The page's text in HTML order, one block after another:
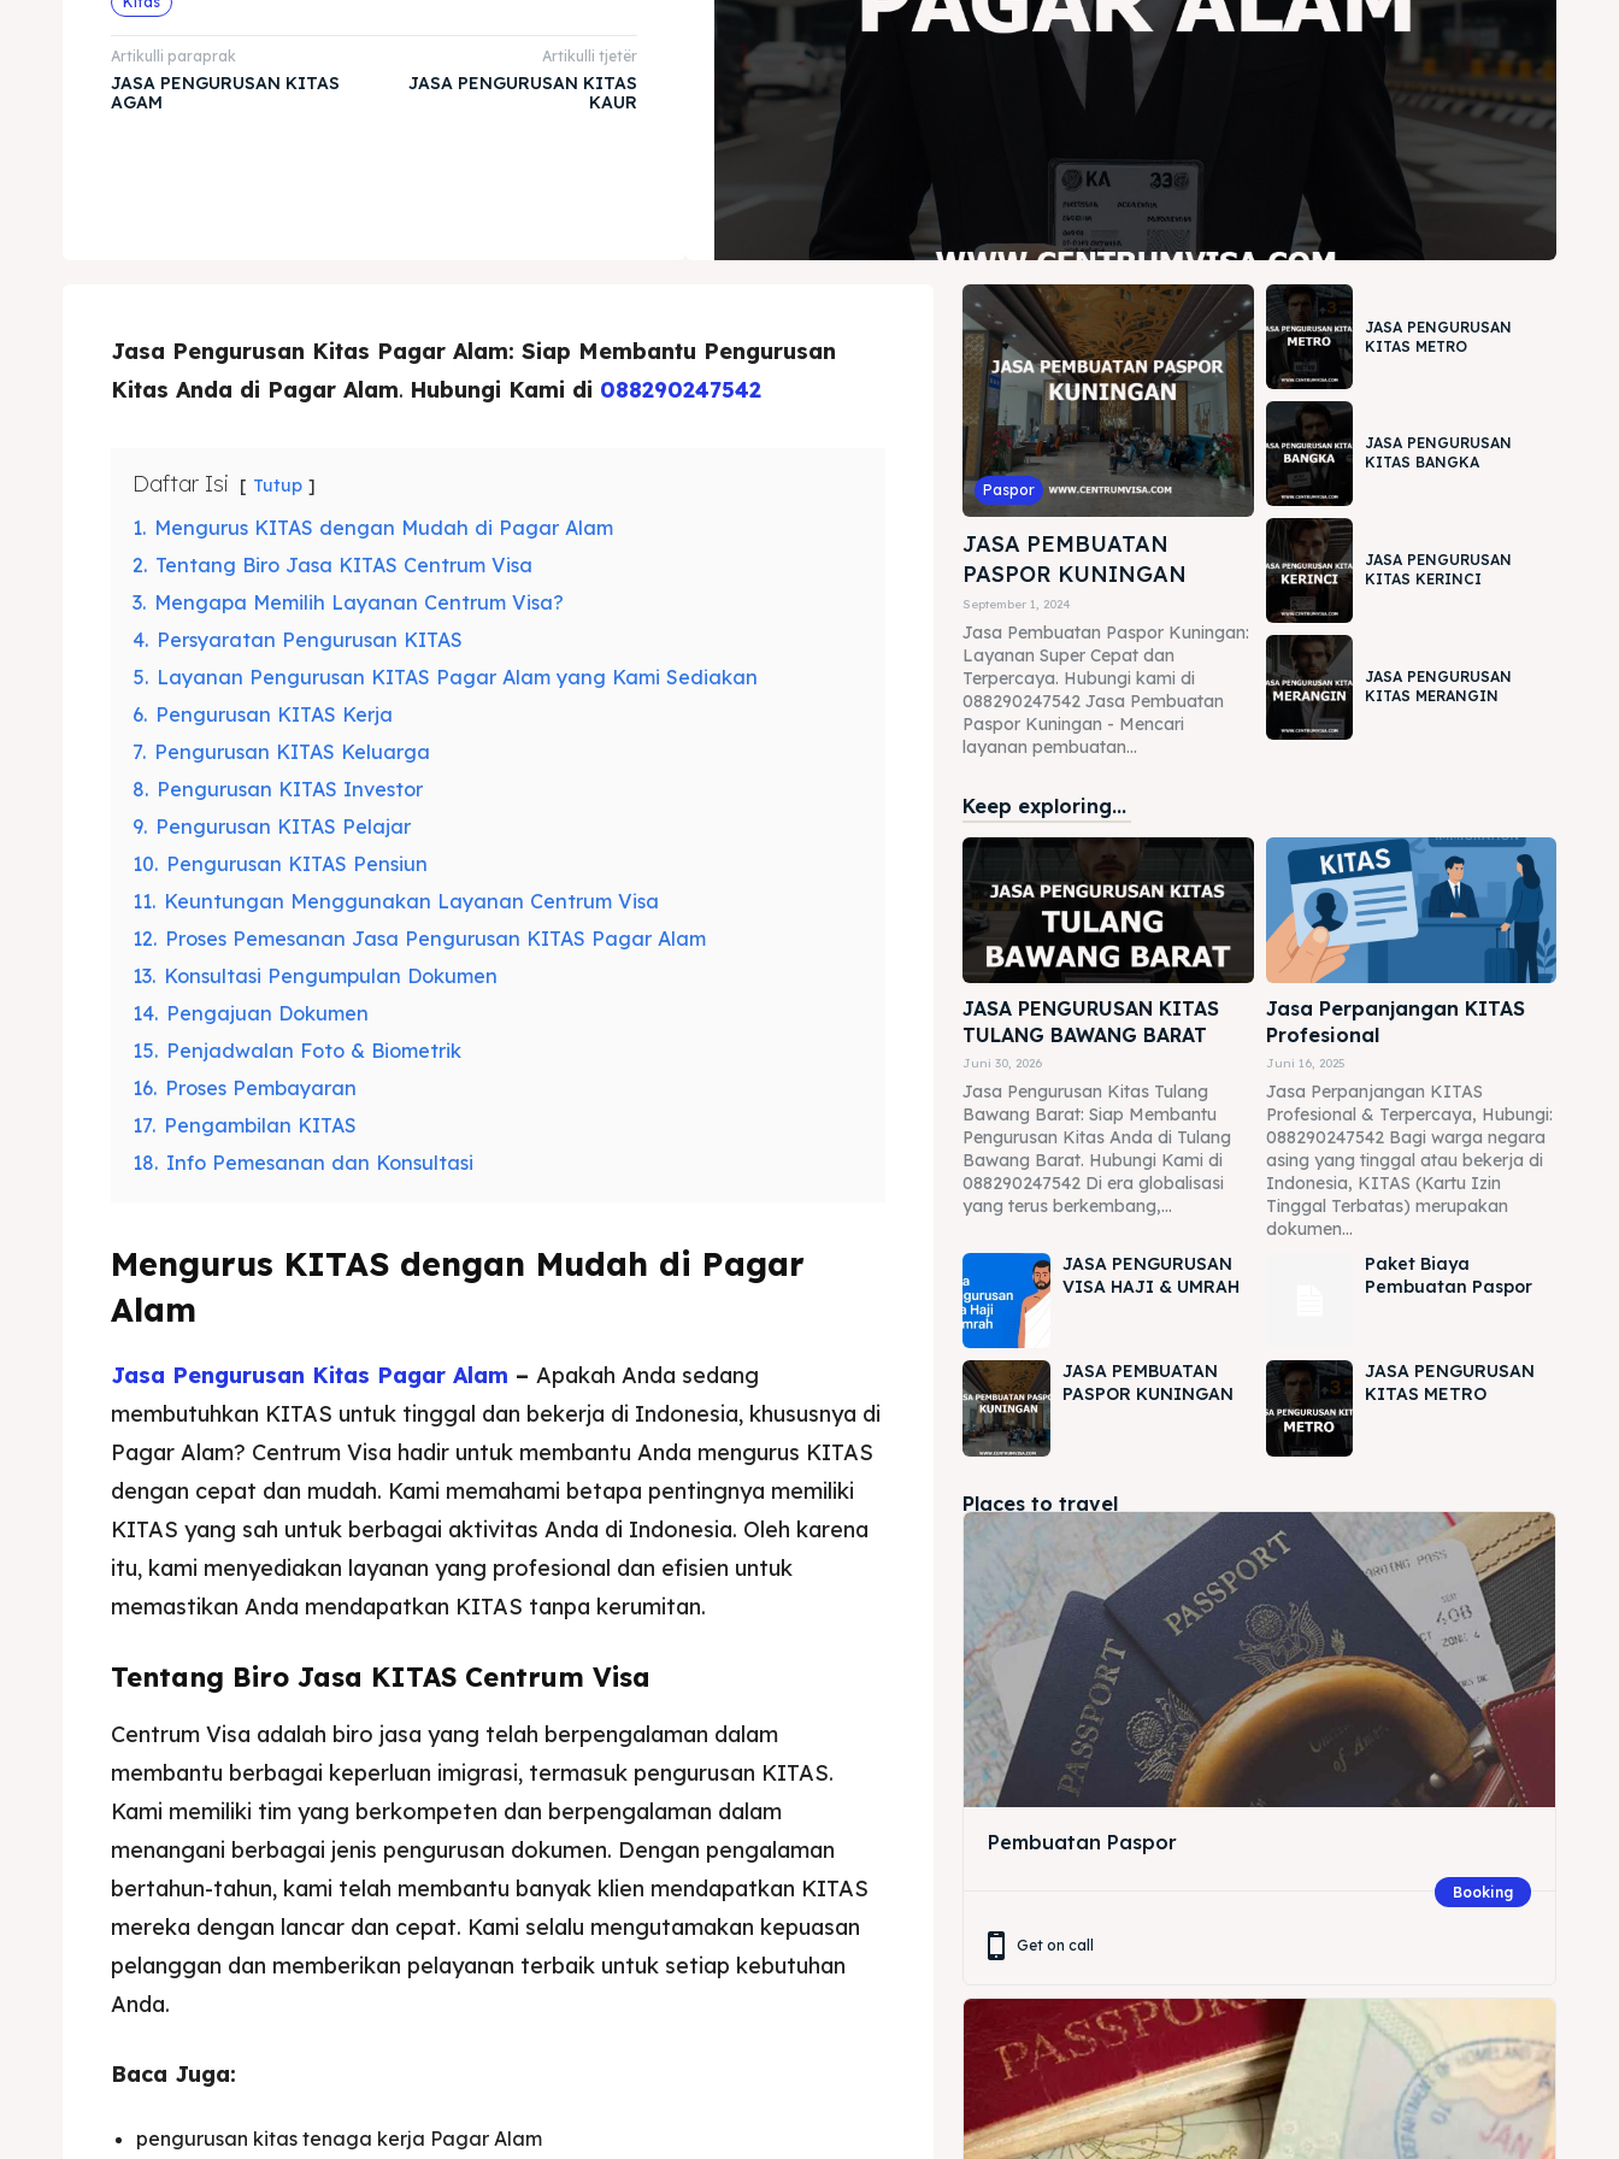
Explore our destinations
& Make a booking today
Home
Kitas
Explore our destinations
& Make a booking today
Home
Kitas
Artikulli paraprak
JASA PENGURUSAN KITAS
AGAM
Artikulli tjetër
JASA PENGURUSAN KITAS
KAUR
Jasa Pengurusan Kitas Pagar Alam: Siap Membantu Pengurusan
Kitas Anda di Pagar Alam. Hubungi Kami di 088290247542
Daftar Isi Tutup
1. Mengurus KITAS dengan Mudah di Pagar Alam
2. Tentang Biro Jasa KITAS Centrum Visa
3. Mengapa Memilih Layanan Centrum Visa?
4. Persyaratan Pengurusan KITAS
5. Layanan Pengurusan KITAS Pagar Alam yang Kami Sediakan
6. Pengurusan KITAS Kerja
7. Pengurusan KITAS Keluarga
8. Pengurusan KITAS Investor
9. Pengurusan KITAS Pelajar
10. Pengurusan KITAS Pensiun
11. Keuntungan Menggunakan Layanan Centrum Visa
12. Proses Pemesanan Jasa Pengurusan KITAS Pagar Alam
13. Konsultasi Pengumpulan Dokumen
14. Pengajuan Dokumen
15. Penjadwalan Foto & Biometrik
16. Proses Pembayaran
17. Pengambilan KITAS
18. Info Pemesanan dan Konsultasi
Mengurus KITAS dengan Mudah di Pagar
Alam
Jasa Pengurusan Kitas Pagar Alam – Apakah Anda sedang
membutuhkan KITAS untuk tinggal dan bekerja di Indonesia, khususnya di
Pagar Alam? Centrum Visa hadir untuk membantu Anda mengurus KITAS
dengan cepat dan mudah. Kami memahami betapa pentingnya memiliki
KITAS yang sah untuk berbagai aktivitas Anda di Indonesia. Oleh karena
itu, kami menyediakan layanan yang profesional dan efisien untuk
memastikan Anda mendapatkan KITAS tanpa kerumitan.
Tentang Biro Jasa KITAS Centrum Visa
Centrum Visa adalah biro jasa yang telah berpengalaman dalam
membantu berbagai keperluan imigrasi, termasuk pengurusan KITAS.
Kami memiliki tim yang berkompeten dan berpengalaman dalam
menangani berbagai jenis pengurusan dokumen. Dengan pengalaman
bertahun-tahun, kami telah membantu banyak klien mendapatkan KITAS
mereka dengan lancar dan cepat. Kami selalu mengutamakan kepuasan
pelanggan dan memberikan pelayanan terbaik untuk setiap kebutuhan
Anda.
Baca Juga:
pengurusan kitas tenaga kerja Pagar Alam
Paspor
JASA PEMBUATAN
PASPOR KUNINGAN
September 1, 2024
Jasa Pembuatan Paspor Kuningan:
Layanan Super Cepat dan
Terpercaya. Hubungi kami di
088290247542 Jasa Pembuatan
Paspor Kuningan - Mencari
layanan pembuatan...
JASA PENGURUSAN
KITAS METRO
JASA PENGURUSAN
KITAS BANGKA
JASA PENGURUSAN
KITAS KERINCI
JASA PENGURUSAN
KITAS MERANGIN
Keep exploring...
JASA PENGURUSAN KITAS
TULANG BAWANG BARAT
Juni 30, 2026
Jasa Pengurusan Kitas Tulang
Bawang Barat: Siap Membantu
Pengurusan Kitas Anda di Tulang
Bawang Barat. Hubungi Kami di
088290247542 Di era globalisasi
yang terus berkembang,...
Jasa Perpanjangan KITAS
Profesional
Juni 16, 2025
Jasa Perpanjangan KITAS
Profesional & Terpercaya, Hubungi:
088290247542 Bagi warga negara
asing yang tinggal atau bekerja di
Indonesia, KITAS (Kartu Izin
Tinggal Terbatas) merupakan
dokumen...
JASA PENGURUSAN
VISA HAJI & UMRAH
Paket Biaya
Pembuatan Paspor
JASA PEMBUATAN
PASPOR KUNINGAN
JASA PENGURUSAN
KITAS METRO
Places to travel
Pembuatan Paspor
Booking
Get on call